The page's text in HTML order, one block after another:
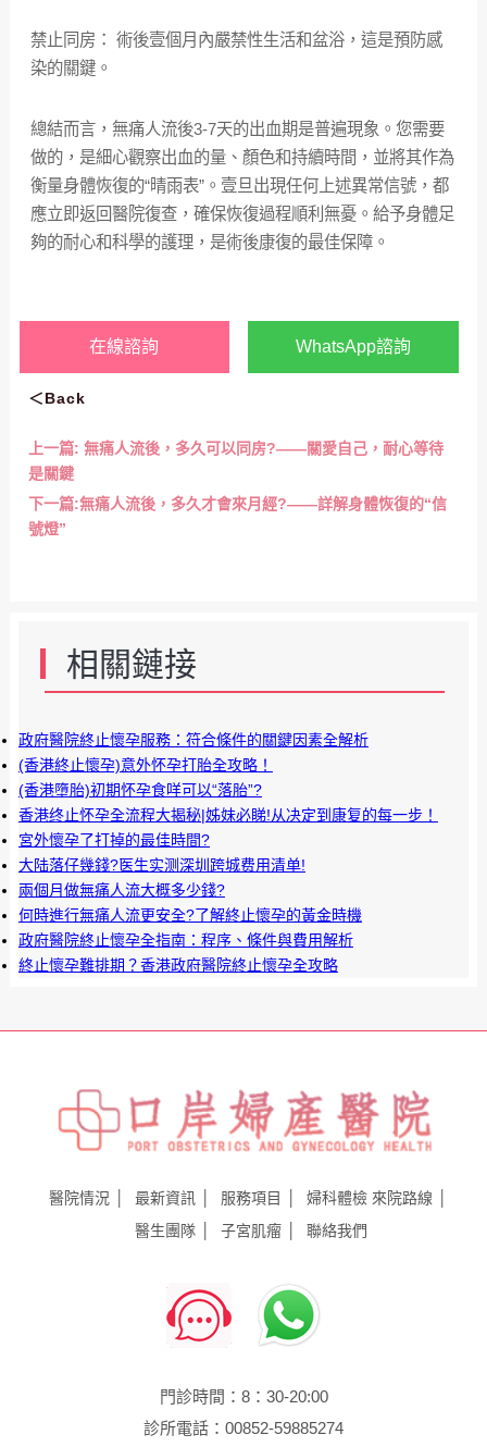
禁止同房： 術後壹個月內嚴禁性生活和盆浴，這是預防感
染的關鍵。
總結而言，無痛人流後3-7天的出血期是普遍現象。您需要
做的，是細心觀察出血的量、顏色和持續時間，並將其作為
衡量身體恢復的“晴雨表”。壹旦出現任何上述異常信號，都
應立即返回醫院復查，確保恢復過程順利無憂。給予身體足
夠的耐心和科學的護理，是術後康復的最佳保障。
在線諮詢 WhatsApp諮詢
＜Back
上一篇: 無痛人流後，多久可以同房?——關愛自己，耐心等待
是關鍵
下一篇:無痛人流後，多久才會來月經?——詳解身體恢復的“信
號燈”
相關鏈接
政府醫院終止懷孕服務：符合條件的關鍵因素全解析
(香港終止懷孕)意外怀孕打胎全攻略！
(香港墮胎)初期怀孕食咩可以“落胎”?
香港终止怀孕全流程大揭秘|姊妹必睇!从决定到康复的每一步！
宮外懷孕了打掉的最佳時間?
大陆落仔幾錢?医生实测深圳跨城费用清单!
兩個月做無痛人流大概多少錢?
何時進行無痛人流更安全?了解終止懷孕的黃金時機
政府醫院終止懷孕全指南：程序、條件與費用解析
終止懷孕難排期？香港政府醫院終止懷孕全攻略
醫院情況 最新資訊 服務項目 婦科體檢 來院路線
醫生團隊
子宮肌瘤 聯絡我們
門診時間：8：30-20:00
診所電話：00852-59885274